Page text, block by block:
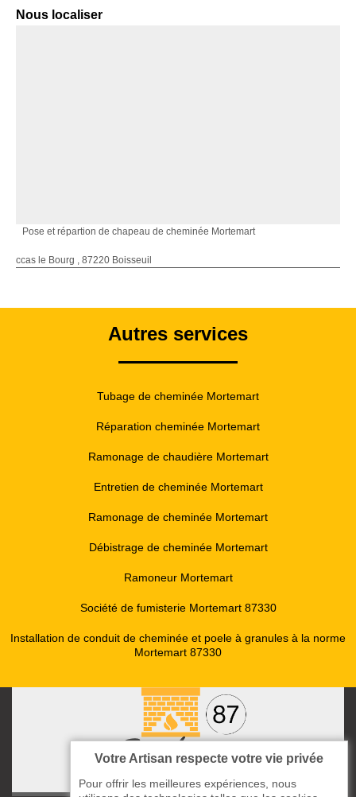
Nous localiser
Pose et répartion de chapeau de cheminée Mortemart
ccas le Bourg , 87220 Boisseuil
Autres services
Tubage de cheminée Mortemart
Réparation cheminée Mortemart
Ramonage de chaudière Mortemart
Entretien de cheminée Mortemart
Ramonage de cheminée Mortemart
Débistrage de cheminée Mortemart
Ramoneur Mortemart
Société de fumisterie Mortemart 87330
Installation de conduit de cheminée et poele à granules à la norme
Mortemart 87330
Votre Artisan respecte votre vie privée
Pour offrir les meilleures expériences, nous